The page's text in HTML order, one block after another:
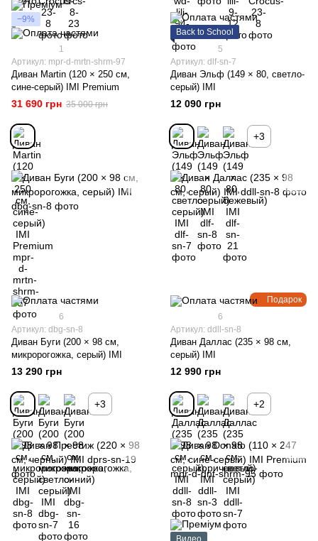
−9%
1
Артикул: mpr-d-mrtn-shrm-97
Диван Martin (120 × 250 см,
сине-серый) IMI Premium
31 690 грн 35 000 грн
Back to School
5
Артикул: dlf-sn-7
Диван Эльф (149 × 80, светло-
серый) IMI
12 090 грн
+3
6
Артикул: dbg-sn-8
Диван Буги (200 × 98 см,
микророгожка, серый) IMI
13 290 грн
+3
Подарок
6
Артикул: ddll-sn-8
Диван Даллас (235 × 98 см,
серый) IMI
12 990 грн
+2
Видео